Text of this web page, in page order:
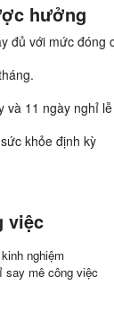
hưởng
đủ với mức đóng
và 11 ngày nghỉ
khỏe định kỳ
việc
nghiệm
say mê công việc